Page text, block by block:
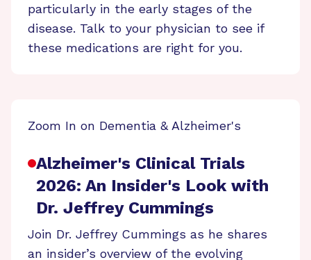
particularly in the early stages of the
disease. Talk to your physician to see if
these medications are right for you.
Zoom In on Dementia & Alzheimer's
Alzheimer's Clinical Trials
2026: An Insider's Look with
Dr. Jeffrey Cummings
Join Dr. Jeffrey Cummings as he shares
an insider’s overview of the evolving